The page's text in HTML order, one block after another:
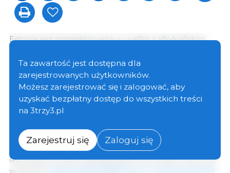
Estonia jest zaangażowana w walkę z afrykańskim
choroba ponownie pojawiła się w populacji trzody
chlewnej w Estonii. W krótkim czasie odnotowano 10
ognisk choroby u świń domowych.
Pierwsze ognisko choroby wystąpiło 20 czerwca, a
rezultacie zginęło ponad 55 000 zwierząt – prawie
20% całej populacji trzody chlewnej
. Choroba
dotknęła również największą fermę trzody chlewnej
w Estonii,
Ta zawartość jest dostępna dla
zarejestrowanych użytkowników.
Możesz zarejestrować się i zalogować, aby
uzyskać bezpłatny dostęp do wszystkich treści
na 3trzy3.pl
Zarejestruj się Zaloguj się